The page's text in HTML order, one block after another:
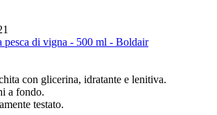
pesca di vigna - 500 ml - Boldair
con glicerina, idratante e lenitiva.
a fondo.
testato.